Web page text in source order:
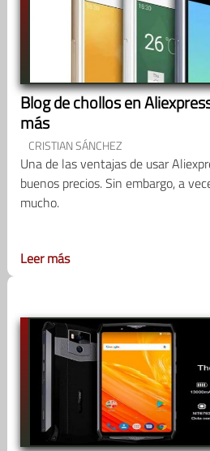
Blog de chollos en
más
CRISTIAN SÁNCHEZ
Una de las ventajas de usar
buenos precios. Sin embargo, a
mucho.
Leer más